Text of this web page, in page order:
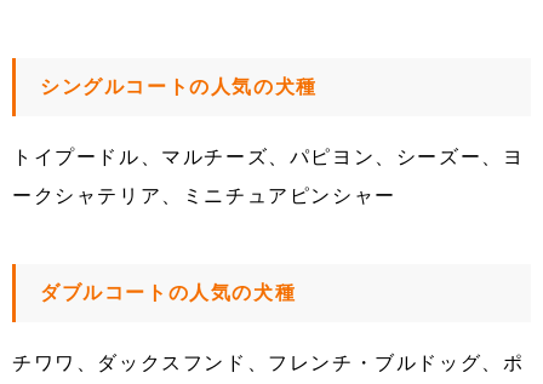
シングルコートの人気の犬種
トイプードル、マルチーズ、パピヨン、シーズー、ヨ
ークシャテリア、ミニチュアピンシャー
ダブルコートの人気の犬種
チワワ、ダックスフンド、フレンチ・ブルドッグ、ポ